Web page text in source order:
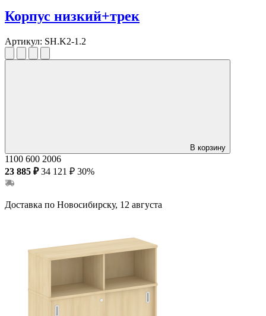
Корпус низкий+трек
Артикул: SH.K2-1.2
В корзину
1100 600 2006
23 885 ₽ 34 121 ₽ 30%
Доставка по Новосибирску, 12 августа